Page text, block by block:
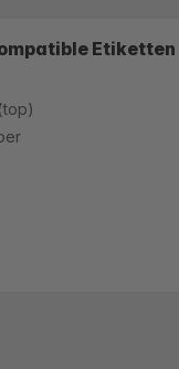
Etiketten